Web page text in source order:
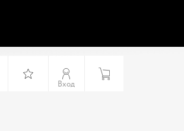
Вход